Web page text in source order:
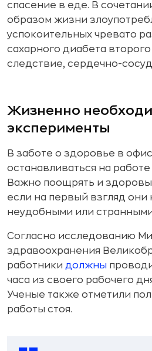
спасение в еде. В
образом жизни
успокоительных чревато
сахарного диабета второго
следствие, сердечно-
Жизненно
эксперименты
В заботе о здоровье в
останавливаться на
Важно поощрять и
если на первый взгляд они
неудобными или
Согласно исследованию
здравоохранения
работники должны
часа из своего рабочего
Ученые также отметили
работы стоя.